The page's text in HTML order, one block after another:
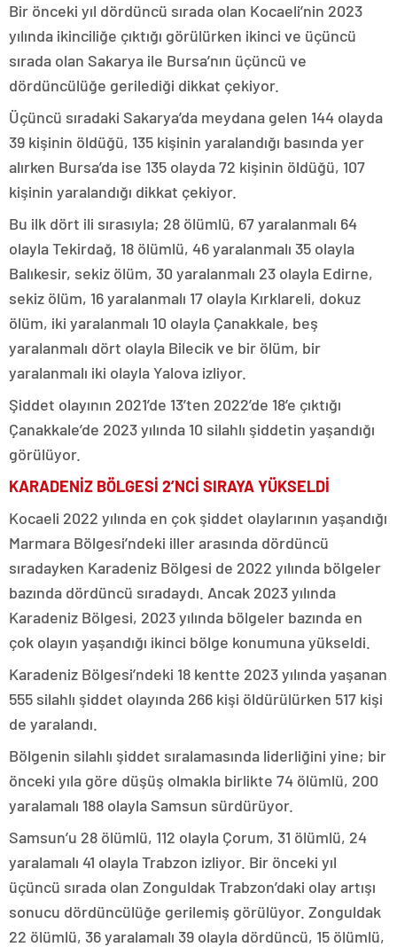
Bir önceki yıl dördüncü sırada olan Kocaeli’nin 2023
yılında ikinciliğe çıktığı görülürken ikinci ve üçüncü
sırada olan Sakarya ile Bursa’nın üçüncü ve
dördüncülüğe gerilediği dikkat çekiyor.
Üçüncü sıradaki Sakarya’da meydana gelen 144 olayda
39 kişinin öldüğü, 135 kişinin yaralandığı basında yer
alırken Bursa’da ise 135 olayda 72 kişinin öldüğü, 107
kişinin yaralandığı dikkat çekiyor.
Bu ilk dört ili sırasıyla; 28 ölümlü, 67 yaralanmalı 64
olayla Tekirdağ, 18 ölümlü, 46 yaralanmalı 35 olayla
Balıkesir, sekiz ölüm, 30 yaralanmalı 23 olayla Edirne,
sekiz ölüm, 16 yaralanmalı 17 olayla Kırklareli, dokuz
ölüm, iki yaralanmalı 10 olayla Çanakkale, beş
yaralanmalı dört olayla Bilecik ve bir ölüm, bir
yaralanmalı iki olayla Yalova izliyor.
Şiddet olayının 2021’de 13’ten 2022’de 18’e çıktığı
Çanakkale’de 2023 yılında 10 silahlı şiddetin yaşandığı
görülüyor.
KARADENİZ BÖLGESİ 2’NCİ SIRAYA YÜKSELDİ
Kocaeli 2022 yılında en çok şiddet olaylarının yaşandığı
Marmara Bölgesi’ndeki iller arasında dördüncü
sıradayken Karadeniz Bölgesi de 2022 yılında bölgeler
bazında dördüncü sıradaydı. Ancak 2023 yılında
Karadeniz Bölgesi, 2023 yılında bölgeler bazında en
çok olayın yaşandığı ikinci bölge konumuna yükseldi.
Karadeniz Bölgesi’ndeki 18 kentte 2023 yılında yaşanan
555 silahlı şiddet olayında 266 kişi öldürülürken 517 kişi
de yaralandı.
Bölgenin silahlı şiddet sıralamasında liderliğini yine; bir
önceki yıla göre düşüş olmakla birlikte 74 ölümlü, 200
yaralamalı 188 olayla Samsun sürdürüyor.
Samsun’u 28 ölümlü, 112 olayla Çorum, 31 ölümlü, 24
yaralamalı 41 olayla Trabzon izliyor. Bir önceki yıl
üçüncü sırada olan Zonguldak Trabzon’daki olay artışı
sonucu dördüncülüğe gerilemiş görülüyor. Zonguldak
22 ölümlü, 36 yaralamalı 39 olayla dördüncü, 15 ölümlü,